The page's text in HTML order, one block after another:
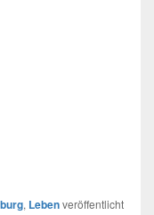
, Lebenveröffentlicht